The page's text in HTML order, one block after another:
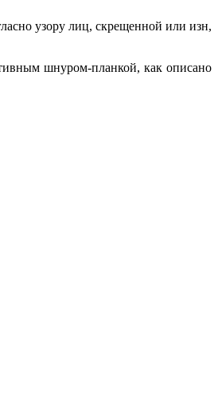
узору лиц, скрещенной или изн,
шнуром-планкой, как описано